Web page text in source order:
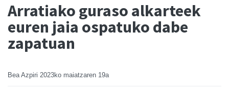
Arratiako guraso alkarteek
euren jaia ospatuko dabe
zapatuan
Bea Azpiri 2023ko maiatzaren 19a